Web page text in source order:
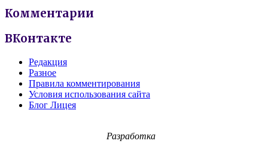
Комментарии
ВКонтакте
Редакция
Разное
Правила комментирования
Условия использования сайта
Блог Лицея
Разработка